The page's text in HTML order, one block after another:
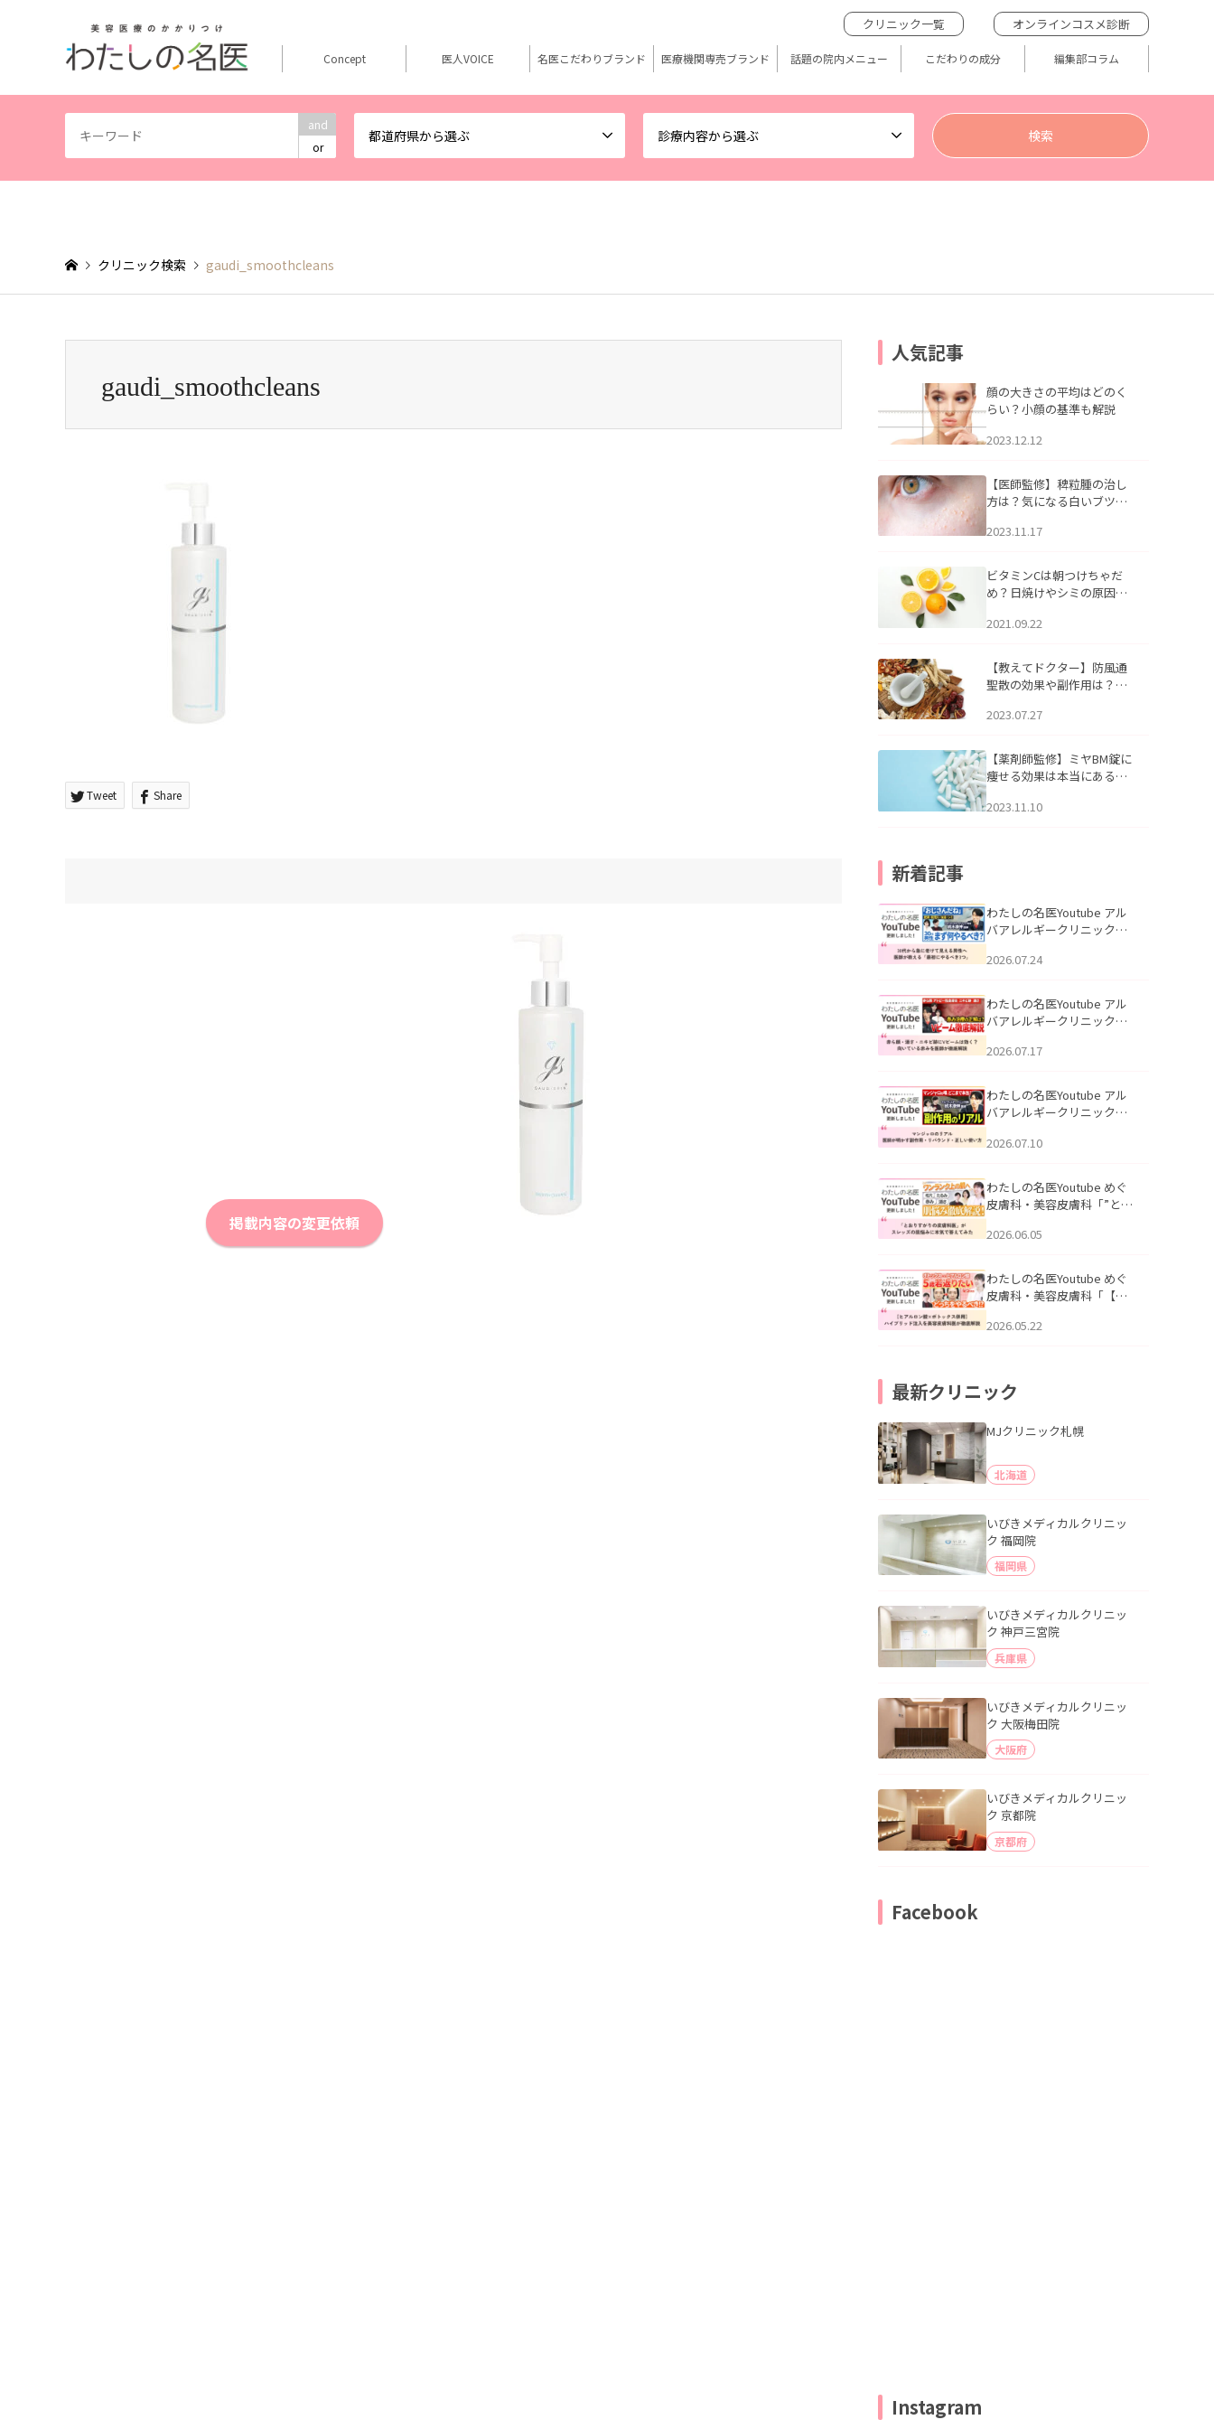
and
or
都道府県から選ぶ 診療内容から選ぶ
クリニック一覧 オンラインコスメ診断
Concept 医人VOICE 名医こだわりブランド 医療機関専売ブランド 話題の院内メニュー こだわりの成分 編集部コラム
クリニック検索 gaudi_smoothcleans
gaudi_smoothcleans
Tweet Share
掲載内容の変更依頼
人気記事
顔の大きさの平均はどのく
らい？小顔の基準も解説
2023.12.12
【医師監修】稗粒腫の治し
方は？気になる白いブツブ
アについて
2023.11.17
ビタミンCは朝つけちゃだ
め？日焼けやシミの原因に
2021.09.22
【教えてドクター】防風通
聖散の効果や副作用は？長
2023.07.27
【薬剤師監修】ミヤBM錠に
痩せる効果は本当にある
2023.11.10
新着記事
わたしの名医Youtube アル
バアレルギークリニック札
える男性へ｜医師が教える
公開いたしました。
2026.07.24
わたしの名医Youtube アル
バアレルギークリニック札
跡にVビームは効く？向いて
説」を公開いたしました。
2026.07.17
わたしの名医Youtube アル
バアレルギークリニック札
医師が明かす副作用・リバ
公開いたしました。
2026.07.10
わたしの名医Youtube めぐ
皮膚科・美容皮膚科「”とお
ッズの肌悩みに本気で答え
た。
2026.06.05
わたしの名医Youtube めぐ
皮膚科・美容皮膚科「【ヒ
用】ハイブリッド注入を美
2026.05.22
最新クリニック
MJクリニック札幌
北海道
いびきメディカルクリニッ
ク 福岡院
福岡県
いびきメディカルクリニッ
ク 神戸三宮院
兵庫県
いびきメディカルクリニッ
ク 大阪梅田院
大阪府
いびきメディカルクリニッ
ク 京都院
京都府
Facebook
Instagram